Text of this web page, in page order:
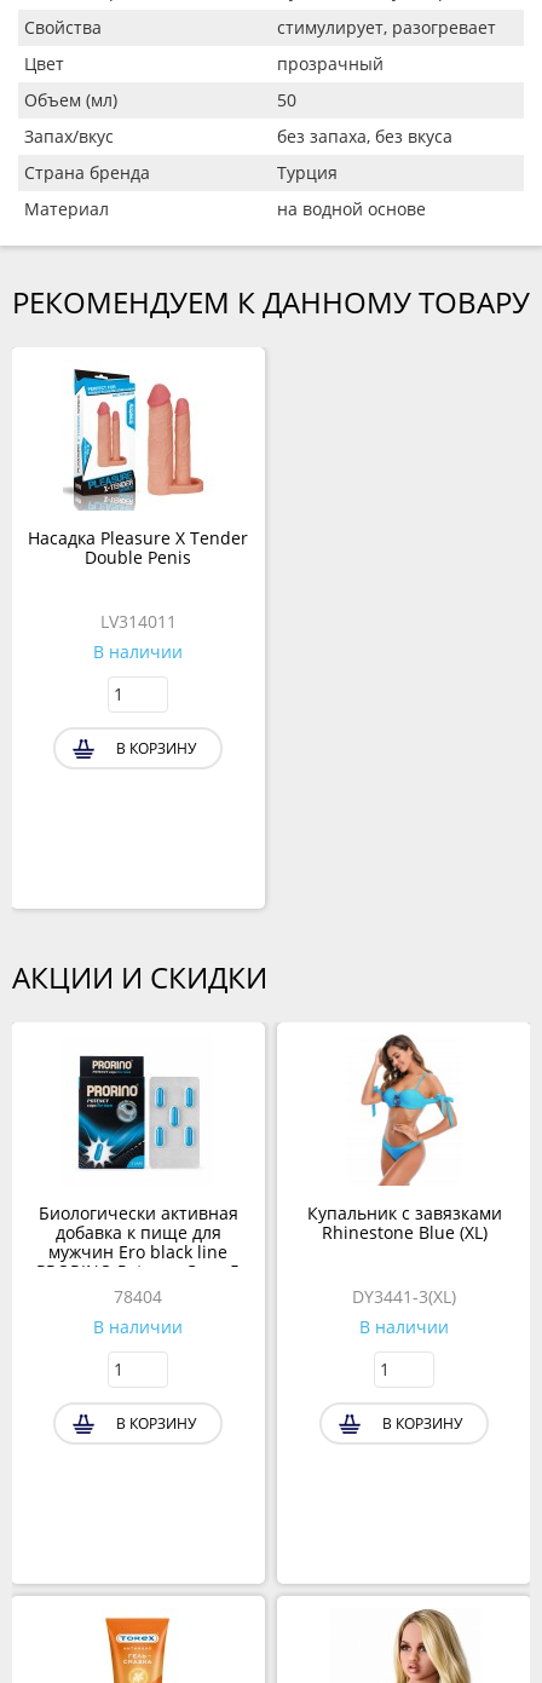
Свойства
стимулирует, разогревает
Цвет
прозрачный
Объем (мл)
50
Запах/вкус
без запаха, без вкуса
Страна бренда
Турция
Материал
на водной основе
РЕКОМЕНДУЕМ К ДАННОМУ ТОВАРУ
Насадка Pleasure X Tender
Double Penis
LV314011
В наличии
В КОРЗИНУ
АКЦИИ И СКИДКИ
Биологически активная
добавка к пище для
мужчин Ero black line
PRORINO Potency Caps 5
шт.
78404
В наличии
В КОРЗИНУ
Купальник с завязками
Rhinestone Blue (XL)
DY3441-3(XL)
В наличии
В КОРЗИНУ